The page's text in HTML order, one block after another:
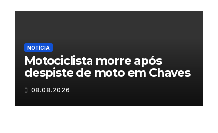
NOTÍCIA
Motociclista morre após
despiste de moto em Chaves
08.08.2026